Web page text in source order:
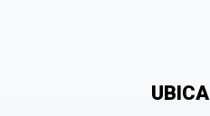
¿Qué puntuación le das?